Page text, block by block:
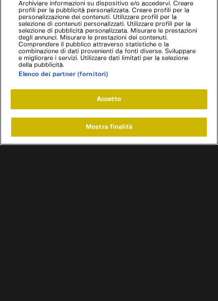
Archiviare informazioni su dispositivo e/o accedervi. Creare
profili per la pubblicità personalizzata. Creare profili per la
personalizzazione dei contenuti. Utilizzare profili per la
selezione di contenuti personalizzati. Utilizzare profili per la
selezione di pubblicità personalizzata. Misurare le prestazioni
degli annunci. Misurare le prestazioni dei contenuti.
Comprendere il pubblico attraverso statistiche o la
combinazione di dati provenienti da fonti diverse. Sviluppare
e migliorare i servizi. Utilizzare dati limitati per la selezione
della pubblicità.
Elenco dei partner (fornitori)
Accetto
Mostra finalità